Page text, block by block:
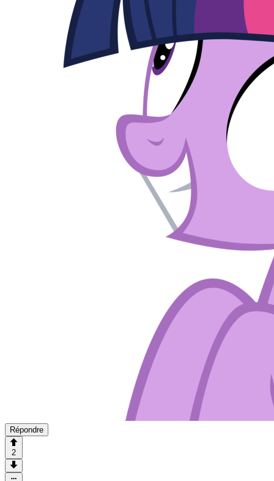
Répondre
2